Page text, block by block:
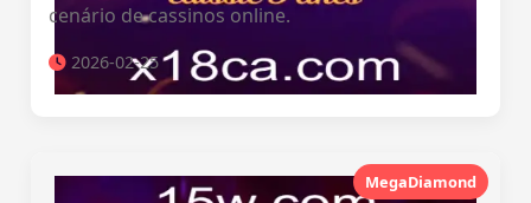
cenário de cassinos online.
2026-02-25
MegaDiamond